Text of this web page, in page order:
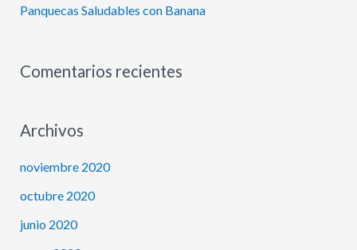
Panquecas Saludables con Banana
Comentarios recientes
Archivos
noviembre 2020
octubre 2020
junio 2020